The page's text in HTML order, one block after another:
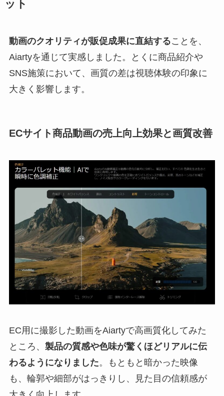
ット
動画のクオリティが販促成果に直結することを、
Aiartyを通じて実感しました。とくに商品紹介や
SNS施策において、画質の差は視聴体験の印象に
大きく影響します。
ECサイト商品動画の売上向上効果と画質改善
EC用に撮影した動画をAiartyで高画質化してみた
ところ、 製品の質感や色味が驚くほどリアルに伝
わるようになりました。もともと暗かった映像
も、輪郭や細部がはっきりし、見た目の信頼感が